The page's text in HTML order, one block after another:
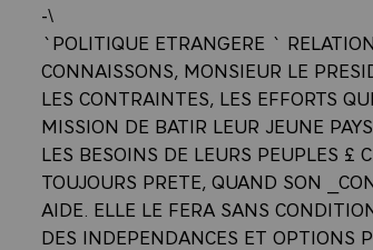
-\
`POLITIQUE ETRANGERE `
CONNAISSONS, MONSIEUR LE
LES CONTRAINTES, LES EFFORTS
MISSION DE BATIR LEUR JEUNE
LES BESOINS DE LEURS PEUPLES £
TOUJOURS PRETE, QUAND SON
AIDE. ELLE LE FERA SANS
DES INDEPENDANCES ET OPTIONS